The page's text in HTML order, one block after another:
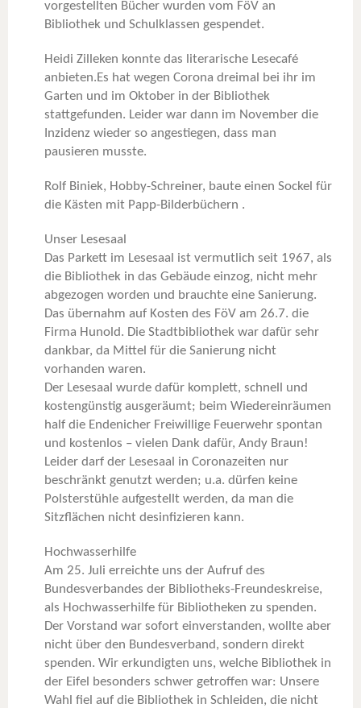
vorgestellten Bücher wurden vom FöV an
Bibliothek und Schulklassen gespendet.
Heidi Zilleken konnte das literarische Lesecafé
anbieten.Es hat wegen Corona dreimal bei ihr im
Garten und im Oktober in der Bibliothek
stattgefunden. Leider war dann im November die
Inzidenz wieder so angestiegen, dass man
pausieren musste.
Rolf Biniek, Hobby-Schreiner, baute einen Sockel für
die Kästen mit Papp-Bilderbüchern .
Unser Lesesaal
Das Parkett im Lesesaal ist vermutlich seit 1967, als
die Bibliothek in das Gebäude einzog, nicht mehr
abgezogen worden und brauchte eine Sanierung.
Das übernahm auf Kosten des FöV am 26.7. die
Firma Hunold. Die Stadtbibliothek war dafür sehr
dankbar, da Mittel für die Sanierung nicht
vorhanden waren.
Der Lesesaal wurde dafür komplett, schnell und
kostengünstig ausgeräumt; beim Wiedereinräumen
half die Endenicher Freiwillige Feuerwehr spontan
und kostenlos – vielen Dank dafür, Andy Braun!
Leider darf der Lesesaal in Coronazeiten nur
beschränkt genutzt werden; u.a. dürfen keine
Polsterstühle aufgestellt werden, da man die
Sitzflächen nicht desinfizieren kann.
Hochwasserhilfe
Am 25. Juli erreichte uns der Aufruf des
Bundesverbandes der Bibliotheks-Freundeskreise,
als Hochwasserhilfe für Bibliotheken zu spenden.
Der Vorstand war sofort einverstanden, wollte aber
nicht über den Bundesverband, sondern direkt
spenden. Wir erkundigten uns, welche Bibliothek in
der Eifel besonders schwer getroffen war: Unsere
Wahl fiel auf die Bibliothek in Schleiden, die nicht